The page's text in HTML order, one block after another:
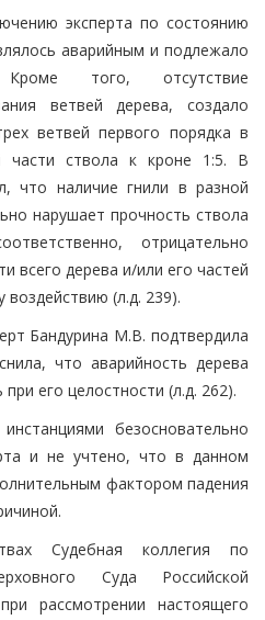
эксперта по состоянию
аварийным и подлежало
того, отсутствие
ветвей дерева, создало
ветвей первого порядка в
части ствола к кроне 1:5. В
что наличие гнили в разной
нарушает прочность ствола
отрицательно
всего дерева и/или его частей
(л.д. 239).
Бандурина М.В. подтвердила
что аварийность дерева
его целостности (л.д. 262).
безосновательно
и не учтено, что в данном
фактором падения
Судебная коллегия по
Суда Российской
рассмотрении настоящего